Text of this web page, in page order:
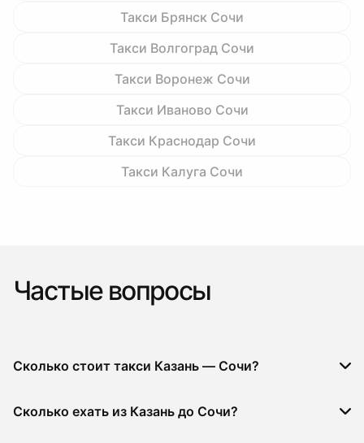
Такси Брянск Сочи
Такси Волгоград Сочи
Такси Воронеж Сочи
Такси Иваново Сочи
Такси Краснодар Сочи
Такси Калуга Сочи
Частые вопросы
Сколько стоит такси Казань — Сочи?
Сколько ехать из Казань до Сочи?